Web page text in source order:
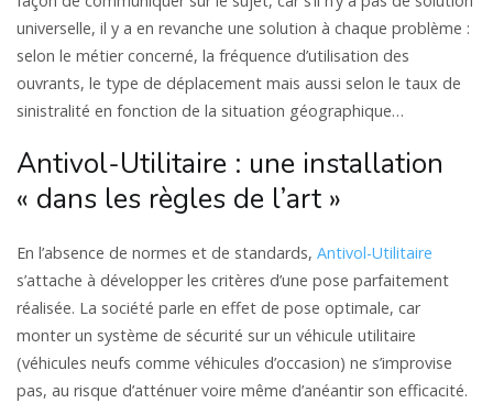
universelle, il y a en revanche une solution à chaque problème :
selon le métier concerné, la fréquence d’utilisation des
ouvrants, le type de déplacement mais aussi selon le taux de
sinistralité en fonction de la situation géographique…
Antivol-Utilitaire : une installation
« dans les règles de l’art »
En l’absence de normes et de standards, Antivol-Utilitaire
s’attache à développer les critères d’une pose parfaitement
réalisée. La société parle en effet de pose optimale, car
monter un système de sécurité sur un véhicule utilitaire
(véhicules neufs comme véhicules d’occasion) ne s’improvise
pas, au risque d’atténuer voire même d’anéantir son efficacité.